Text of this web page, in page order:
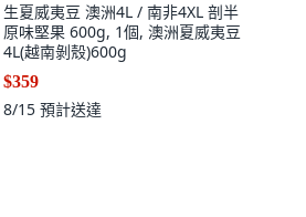
生夏威夷豆 澳洲4L / 南非4XL 剖半
原味堅果 600g, 1個, 澳洲夏威夷豆
4L(越南剝殼)600g
$359
8/15 預計送達